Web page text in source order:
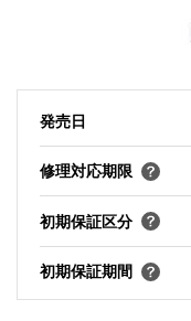
発売日
修理対応期限
初期保証区分
初期保証期間